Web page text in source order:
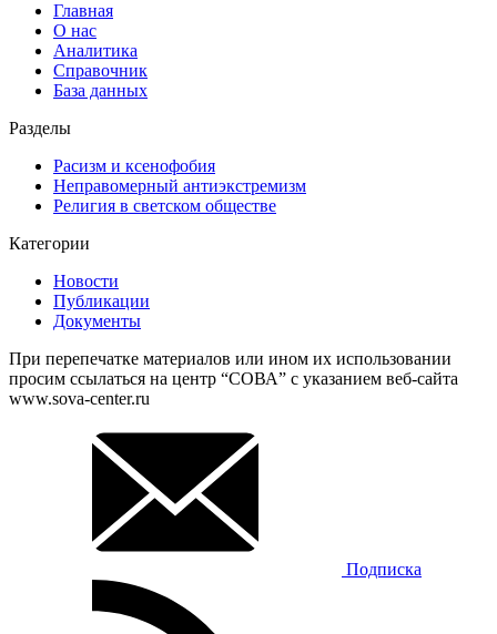
Главная
О нас
Аналитика
Справочник
База данных
Разделы
Расизм и ксенофобия
Неправомерный антиэкстремизм
Религия в светском обществе
Категории
Новости
Публикации
Документы
При перепечатке материалов или ином их использовании
просим ссылаться на центр “СОВА” с указанием веб-сайта
www.sova-center.ru
Подписка